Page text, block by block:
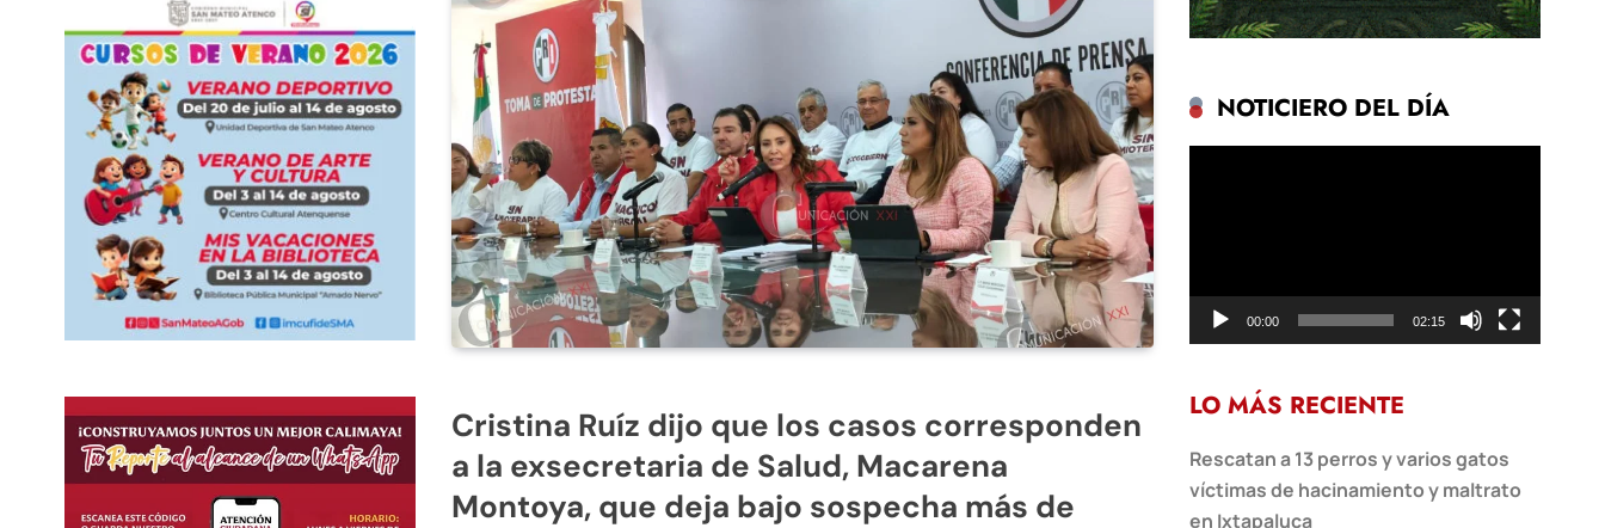
Cristina Ruíz dijo que los casos corresponden
a la exsecretaria de Salud, Macarena
Montoya, que deja bajo sospecha más de
NOTICIERO DEL DÍA
00:00 02:15
LO MÁS RECIENTE
Rescatan a 13 perros y varios gatos
víctimas de hacinamiento y maltrato
en Ixtapaluca